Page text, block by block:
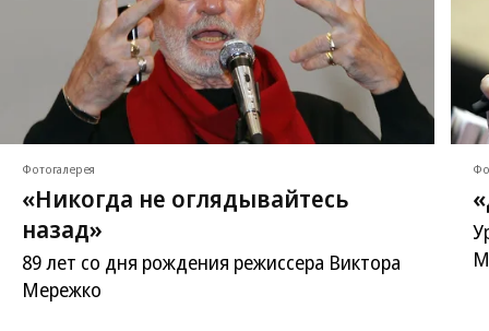
Фотогалерея
«Никогда не оглядывайтесь
назад»
89 лет со дня рождения режиссера Виктора
Мережко